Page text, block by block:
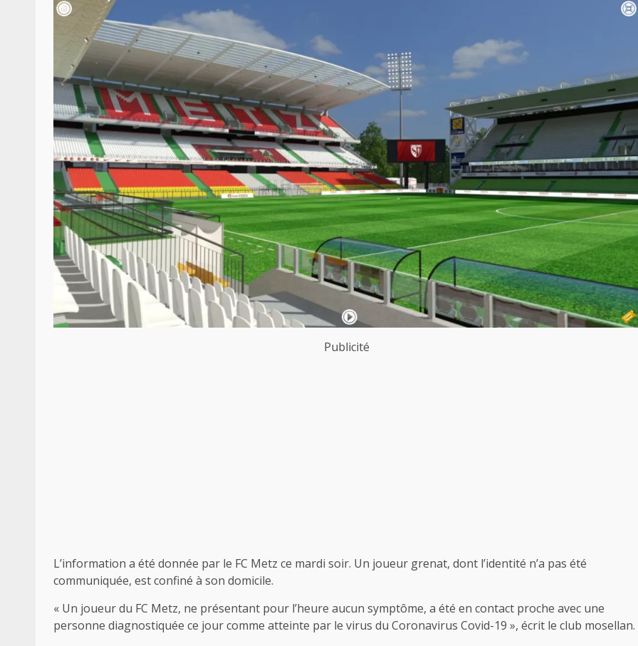
Publicité
L’information a été donnée par le FC Metz ce mardi soir. Un joueur grenat, dont l’identité n’a pas été
communiquée, est confiné à son domicile.
« Un joueur du FC Metz, ne présentant pour l’heure aucun symptôme, a été en contact proche avec une
personne diagnostiquée ce jour comme atteinte par le virus du Coronavirus Covid-19 », écrit le club mosellan.